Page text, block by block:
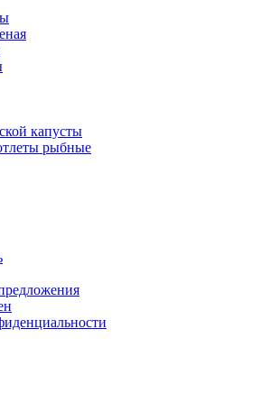
капусты
рыбные